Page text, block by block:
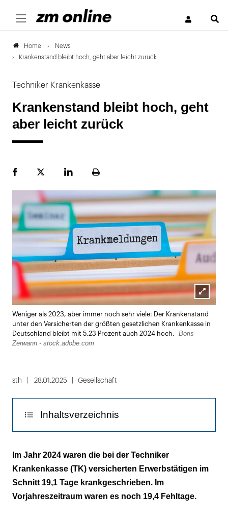
Home
News
Krankenstand bleibt hoch, geht aber leicht zurück
Techniker Krankenkasse
Krankenstand bleibt hoch, geht
aber leicht zurück
FacebookPlattformLinekdInSeite
Lightbox
öffnen
Weniger als 2023, aber immer noch sehr viele: Der Krankenstand
unter den Versicherten der größten gesetzlichen Krankenkasse in
Deutschland bleibt mit 5,23 Prozent auch 2024 hoch.
Boris
Zerwann - stock.adobe.com
sth 28.01.2025 Gesellschaft
Inhaltsverzeichnis
Erkältungskrankheiten führen die Liste an
Im Jahr 2024 waren die bei der Techniker
Krankenkasse (TK) versicherten Erwerbstätigen im
Schnitt 19,1 Tage krankgeschrieben. Im
Vorjahreszeitraum waren es noch 19,4 Fehltage.